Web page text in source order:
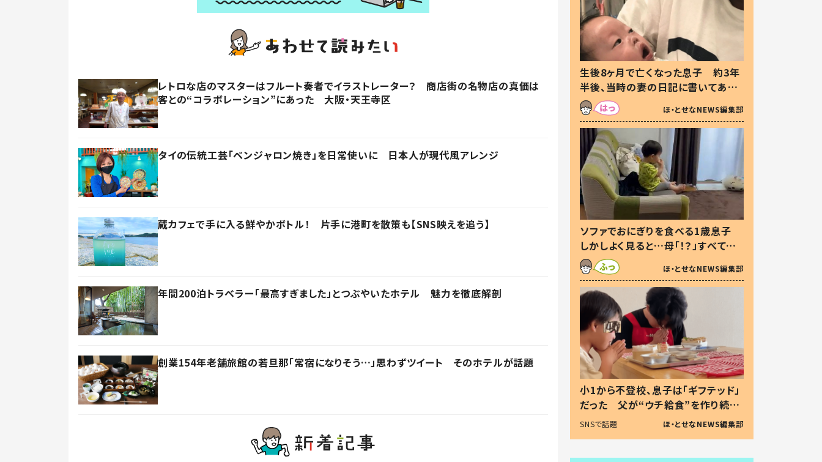
レトロな店のマスターはフルート奏者でイラストレーター？ 商店街の名物店の真価は
客との“コラボレーション”にあった 大阪・天王寺区
タイの伝統工芸「ベンジャロン焼き」を日常使いに 日本人が現代風アレンジ
蔵カフェで手に入る鮮やかボトル！ 片手に港町を散策も【SNS映えを追う】
年間200泊トラベラー「最高すぎました」とつぶやいたホテル 魅力を徹底解剖
創業154年老舗旅館の若旦那「常宿になりそう…」思わずツイート そのホテルが話題
生後8ヶ月で亡くなった息子 約3年
半後、当時の妻の日記に書いてあっ
た本音とは
ほ・とせなNEWS編集部
ソファでおにぎりを食べる1歳息子
しかしよく見ると…母「！？」すべてを
察した母の投稿に「可愛いから許
す！」「現行犯〜」
ほ・とせなNEWS編集部
小1から不登校、息子は「ギフテッド」
だった 父が“ウチ給食”を作り続け
る理由とは #令和の親 #令和の子
SNSで話題 ほ・とせなNEWS編集部